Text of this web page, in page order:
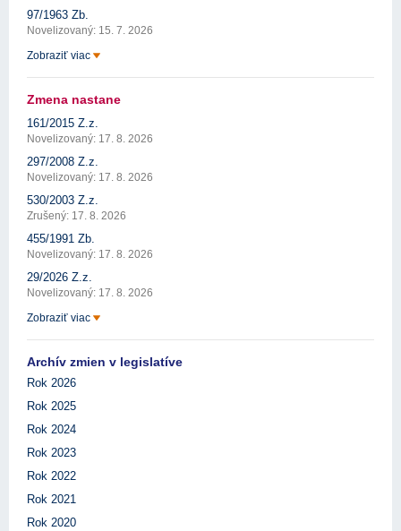
97/1963 Zb.
Novelizovaný: 15. 7. 2026
Zobraziť viac
Zmena nastane
161/2015 Z.z.
Novelizovaný: 17. 8. 2026
297/2008 Z.z.
Novelizovaný: 17. 8. 2026
530/2003 Z.z.
Zrušený: 17. 8. 2026
455/1991 Zb.
Novelizovaný: 17. 8. 2026
29/2026 Z.z.
Novelizovaný: 17. 8. 2026
Zobraziť viac
Archív zmien v legislatíve
Rok 2026
Rok 2025
Rok 2024
Rok 2023
Rok 2022
Rok 2021
Rok 2020